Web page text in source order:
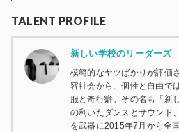
TALENT PROFILE
新しい学校のリーダーズ
模範的なヤツばかりが評価
容社会から、個性と自由で
服と奇行癖。その名も「新
の利いたダンスとサウンド
を武器に2015年7月から全